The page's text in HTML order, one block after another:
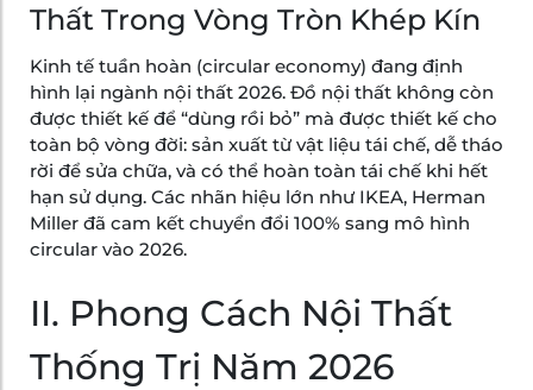
Thất Trong Vòng Tròn Khép Kín
Kinh tế tuần hoàn (circular economy) đang định
hình lại ngành nội thất 2026. Đồ nội thất không còn
được thiết kế để “dùng rồi bỏ” mà được thiết kế cho
toàn bộ vòng đời: sản xuất từ vật liệu tái chế, dễ tháo
rời để sửa chữa, và có thể hoàn toàn tái chế khi hết
hạn sử dụng. Các nhãn hiệu lớn như IKEA, Herman
Miller đã cam kết chuyển đổi 100% sang mô hình
circular vào 2026.
II. Phong Cách Nội Thất
Thống Trị Năm 2026